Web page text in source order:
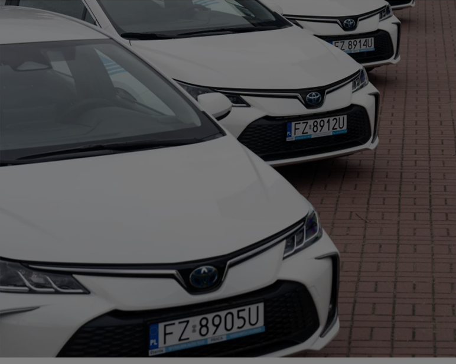
Od105 300 zł
Corolla Hatchback